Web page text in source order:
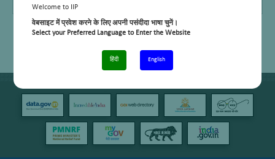
Welcome to IIP
वेबसाइट में प्रवेश करने के लिए अपनी पसंदीदा भाषा चुनें।
Select your Preferred Language to Enter the Website
हिंदी English